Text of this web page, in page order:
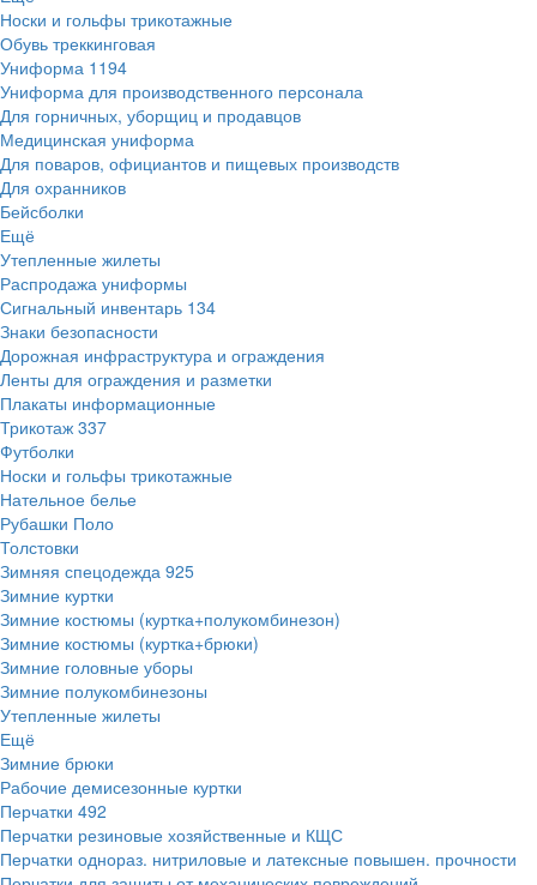
Носки и гольфы трикотажные
Обувь треккинговая
Униформа 1194
Униформа для производственного персонала
Для горничных, уборщиц и продавцов
Медицинская униформа
Для поваров, официантов и пищевых производств
Для охранников
Бейсболки
Ещё
Утепленные жилеты
Распродажа униформы
Сигнальный инвентарь 134
Знаки безопасности
Дорожная инфраструктура и ограждения
Ленты для ограждения и разметки
Плакаты информационные
Трикотаж 337
Футболки
Носки и гольфы трикотажные
Нательное белье
Рубашки Поло
Толстовки
Зимняя спецодежда 925
Зимние куртки
Зимние костюмы (куртка+полукомбинезон)
Зимние костюмы (куртка+брюки)
Зимние головные уборы
Зимние полукомбинезоны
Утепленные жилеты
Ещё
Зимние брюки
Рабочие демисезонные куртки
Перчатки 492
Перчатки резиновые хозяйственные и КЩС
Перчатки однораз. нитриловые и латексные повышен. прочности